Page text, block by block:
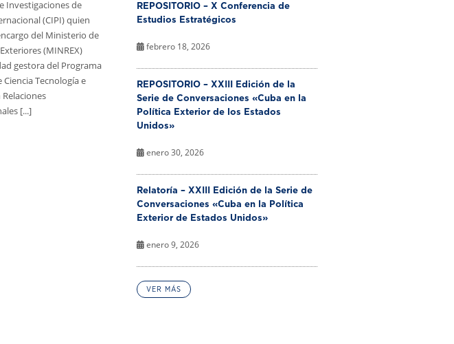
Investigaciones de
(CIPI) quien
del Ministerio de
(MINREX)
gestora del Programa
Ciencia Tecnología e
[...]
REPOSITORIO – X Conferencia de
Estudios Estratégicos
febrero 18, 2026
REPOSITORIO – XXIII Edición de la
Serie de Conversaciones «Cuba en la
Política Exterior de los Estados
Unidos»
enero 30, 2026
Relatoría – XXIII Edición de la Serie de
Conversaciones «Cuba en la Política
Exterior de Estados Unidos»
enero 9, 2026
VER MÁS